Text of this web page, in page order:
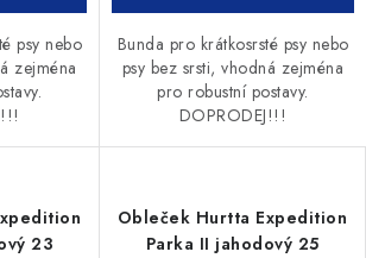
psy nebo
zejména
Bunda pro krátkosrsté psy nebo
psy bez srsti, vhodná zejména
pro robustní postavy.
DOPRODEJ!!!
23
Obleček Hurtta Expedition
Parka II jahodový 25